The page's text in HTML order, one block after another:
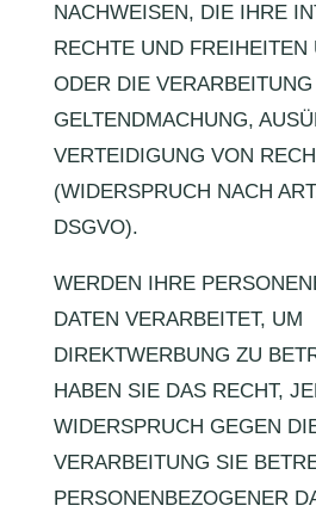
NACHWEISEN, DIE IHRE
RECHTE UND FREIHEITEN
ODER DIE
GELTENDMACHUNG,
VERTEIDIGUNG VON
(WIDERSPRUCH NACH
DSGVO).
WERDEN IHRE
DATEN VERARBEITET, UM
DIREKTWERBUNG ZU
HABEN SIE DAS RECHT,
WIDERSPRUCH GEGEN
VERARBEITUNG SIE
PERSONENBEZOGENER